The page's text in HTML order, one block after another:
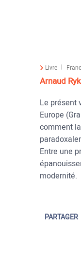
Livre
Arnaud
Le présent
Europe
comment
Entre une
modernité.
PARTAGER